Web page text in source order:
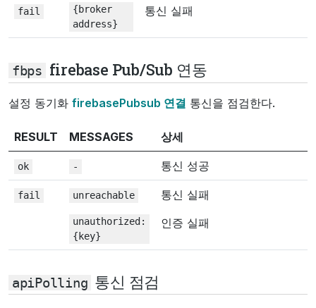
fail
{broker
address}
통신 실패
fbps firebase Pub/Sub 연동
설정 동기화 firebasePubsub 연결 통신을 점검한다.
RESULT MESSAGES 상세
ok - 통신 성공
fail unreachable
unauthorized:
{key}
통신 실패
인증 실패
apiPolling 통신 점검